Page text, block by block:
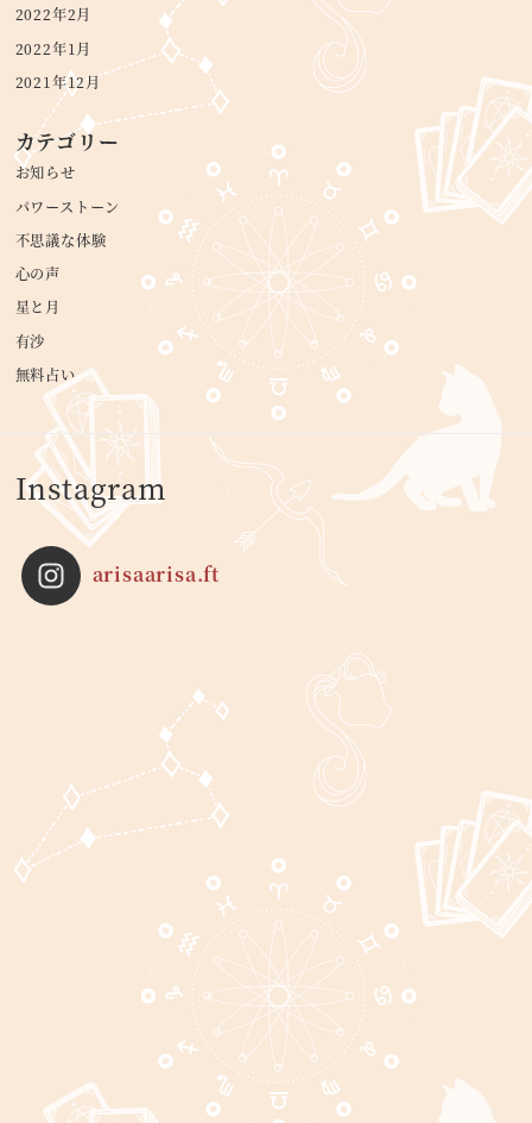
2022年2月
2022年1月
2021年12月
カテゴリー
お知らせ
パワーストーン
不思議な体験
心の声
星と月
有沙
無料占い
Instagram
arisaarisa.ft